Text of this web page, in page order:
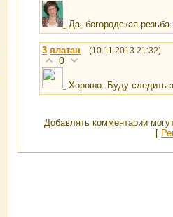
Да, богородская резьба
3 ялатан (10.11.2013 21:32)
0
Хорошо. Буду следить
Добавлять комментарии
[